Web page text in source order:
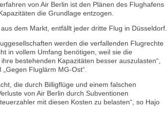
von Air Berlin ist den Plänen des Flughafens
die Grundlage entzogen.
dem Markt, entfällt jeder dritte Flug in Düsseldorf.
werden die verfallenden Flugrechte
in vollem Umfang benötigen, weil sie die
bestehenden Kapazitäten besser auszulasten“,
Fluglärm MG-Ost“.
die durch Billigflüge und einem falschen
von Air Berlin durch Subventionen
mit diesen Kosten zu belasten“, so Hajo